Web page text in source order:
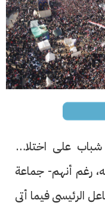
أسمعك تسأل عنه، الإخوانى، ٥ شباب على اختلاف
رغم أنهم- جماعة
الرئيسى فيما أتى